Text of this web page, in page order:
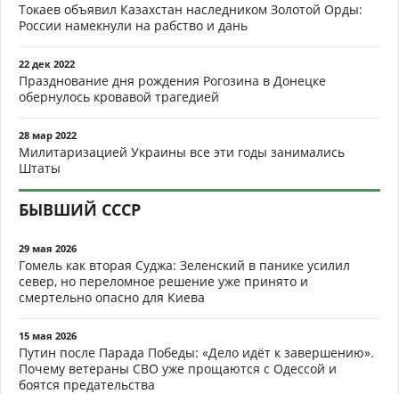
Токаев объявил Казахстан наследником Золотой Орды:
России намекнули на рабство и дань
22 дек 2022
Празднование дня рождения Рогозина в Донецке
обернулось кровавой трагедией
28 мар 2022
Милитаризацией Украины все эти годы занимались
Штаты
БЫВШИЙ СССР
29 мая 2026
Гомель как вторая Суджа: Зеленский в панике усилил
север, но переломное решение уже принято и
смертельно опасно для Киева
15 мая 2026
Путин после Парада Победы: «Дело идёт к завершению».
Почему ветераны СВО уже прощаются с Одессой и
боятся предательства